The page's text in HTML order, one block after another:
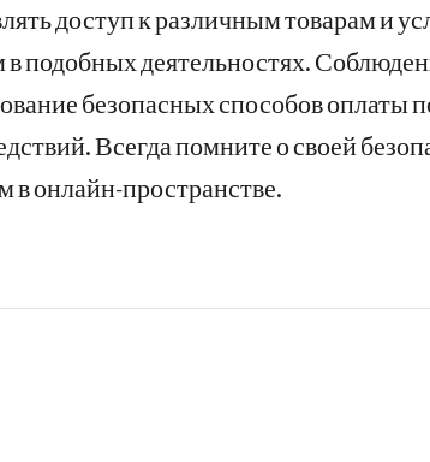
доступ к различным товарам и
в подобных деятельностях.
безопасных способов оплаты
Всегда помните о своей
в онлайн-пространстве.